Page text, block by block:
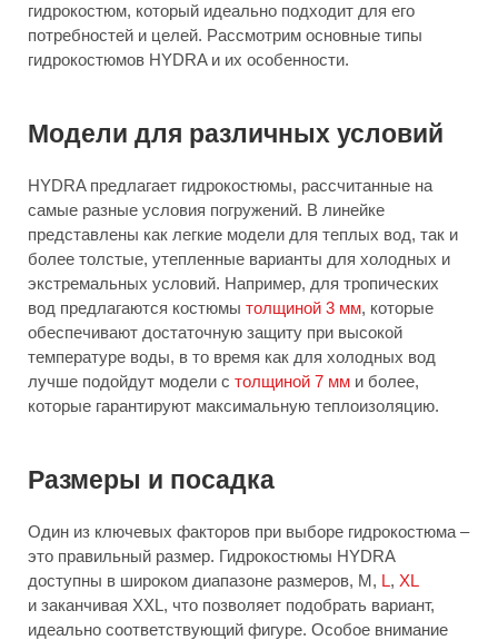
гидрокостюм, который идеально подходит для его
потребностей и целей. Рассмотрим основные типы
гидрокостюмов HYDRA и их особенности.
Модели для различных условий
HYDRA предлагает гидрокостюмы, рассчитанные на
самые разные условия погружений. В линейке
представлены как легкие модели для теплых вод, так и
более толстые, утепленные варианты для холодных и
экстремальных условий. Например, для тропических
вод предлагаются костюмы толщиной 3 мм, которые
обеспечивают достаточную защиту при высокой
температуре воды, в то время как для холодных вод
лучше подойдут модели с толщиной 7 мм и более,
которые гарантируют максимальную теплоизоляцию.
Размеры и посадка
Один из ключевых факторов при выборе гидрокостюма –
это правильный размер. Гидрокостюмы HYDRA
доступны в широком диапазоне размеров, M, L, XL
и заканчивая XXL, что позволяет подобрать вариант,
идеально соответствующий фигуре. Особое внимание